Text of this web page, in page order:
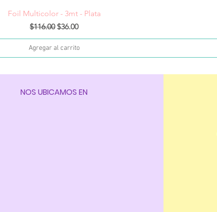
Vista rápida
Foil Multicolor - 3mt - Plata
Precio
$116.00 Precio de oferta
$36.00
Agregar al carrito
NOS UBICAMOS EN